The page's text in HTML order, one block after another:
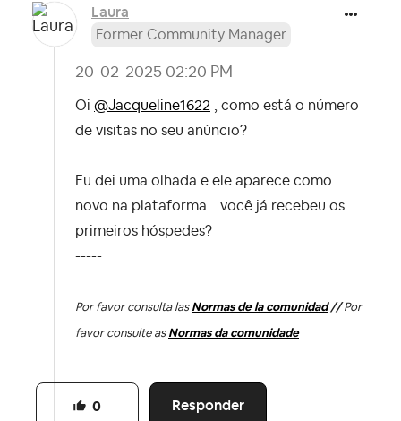
Laura
Former Community Manager
‎20-02-2025 02:20 PM
Oi @Jacqueline1622 , como está o número
de visitas no seu anúncio?
Eu dei uma olhada e ele aparece como
novo na plataforma....você já recebeu os
primeiros hóspedes?
-----
Por favor consulta las Normas de la comunidad//Por
favor consulte as Normas da comunidade
Responder
0